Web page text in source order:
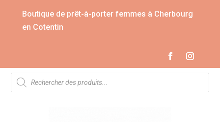
Boutique de prêt-à-porter femmes à Cherbourg
en Cotentin
Recherche
de
produits